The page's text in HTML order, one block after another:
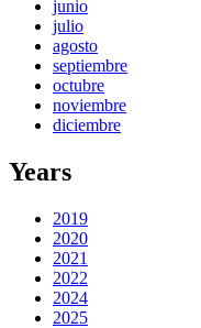
junio
julio
agosto
septiembre
octubre
noviembre
diciembre
Years
2019
2020
2021
2022
2024
2025